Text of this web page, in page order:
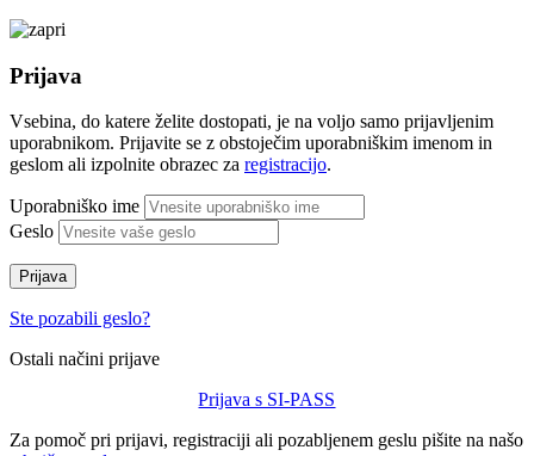
Prijava
Vsebina, do katere želite dostopati, je na voljo samo prijavljenim
uporabnikom. Prijavite se z obstoječim uporabniškim imenom in
geslom ali izpolnite obrazec za registracijo.
Uporabniško ime
Geslo
Prijava
Ste pozabili geslo?
Ostali načini prijave
Prijava s SI-PASS
Za pomoč pri prijavi, registraciji ali pozabljenem geslu pišite na našo